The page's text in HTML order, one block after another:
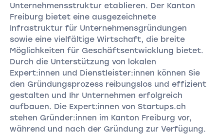
Unternehmensstruktur etablieren. Der Kanton
Freiburg bietet eine ausgezeichnete
Infrastruktur für Unternehmensgründungen
sowie eine vielfältige Wirtschaft, die breite
Möglichkeiten für Geschäftsentwicklung bietet.
Durch die Unterstützung von lokalen
Expert:innen und Dienstleister:innen können Sie
den Gründungsprozess reibungslos und effizient
gestalten und Ihr Unternehmen erfolgreich
aufbauen. Die Expert:innen von Startups.ch
stehen Gründer:innen im Kanton Freiburg vor,
während und nach der Gründung zur Verfügung.